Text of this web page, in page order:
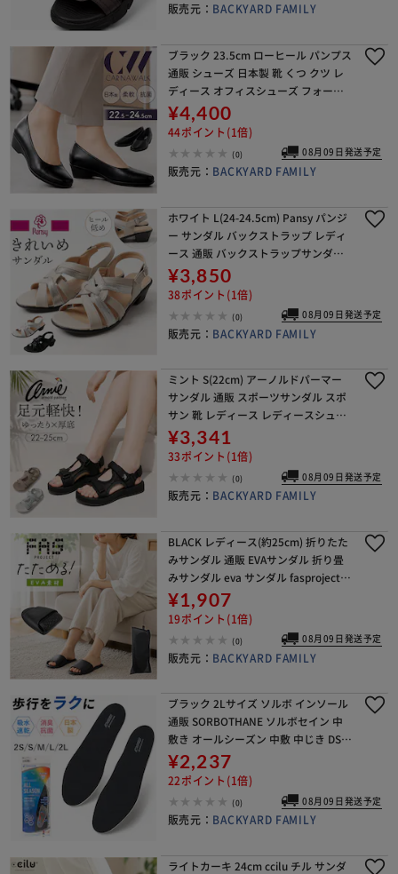
販売元： BACKYARD FAMILY
ブラック 23.5cm ローヒール パンプス
通販 シューズ 日本製 靴 くつ クツ レ
ディース オフィスシューズ フォーマ
ルシューズ パンジー カリーナウォー
ク リクルート ストレッチ フィット 歩
¥4,400
44ポイント(1倍)
(0) 08月09日発送予定
販売元： BACKYARD FAMILY
ホワイト L(24-24.5cm) Pansy パンジ
ー サンダル バックストラップ レディ
ース 通販 バックストラップサンダル
バックベルトサンダル レディースサン
ダル シューズ 靴 バックベルト
¥3,850
38ポイント(1倍)
(0) 08月09日発送予定
販売元： BACKYARD FAMILY
ミント S(22cm) アーノルドパーマー
サンダル 通販 スポーツサンダル スポ
サン 靴 レディース レディースシュー
ズ Arnold Palmer AN5407 シューズ
ストラップサンダル ベル
¥3,341
33ポイント(1倍)
(0) 08月09日発送予定
販売元： BACKYARD FAMILY
BLACK レディース(約25cm) 折りたた
みサンダル 通販 EVAサンダル 折り畳
みサンダル eva サンダル fasproject
スリッパ 携帯スリッパ つっかけ レデ
ィース メンズ 折りたた
¥1,907
19ポイント(1倍)
(0) 08月09日発送予定
販売元： BACKYARD FAMILY
ブラック 2Lサイズ ソルボ インソール
通販 SORBOTHANE ソルボセイン 中
敷き オールシーズン 中敷 中じき DSIS
インソール クッション 衝撃吸収素材
吸湿 発汗 吸水 速乾 快適 足
¥2,237
22ポイント(1倍)
(0) 08月09日発送予定
販売元： BACKYARD FAMILY
ライトカーキ 24cm ccilu チル サンダ